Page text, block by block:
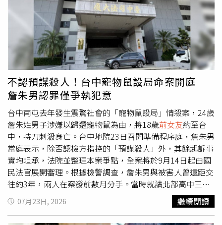
不認預謀殺人！台中寵物鼠設局命案開庭
詹朱男認罪僅爭執犯意
台中南屯去年發生震驚社會的「寵物鼠設局」情殺案，24歲
詹朱姓男子涉嫌以歸還寵物鼠為由，將18歲前女友約至台
中，持刀刺殺身亡。台中地院23日召開準備程序庭，詹朱男
當庭表示，除否認檢方指控的「預謀殺人」外，其餘起訴事
實均坦承，法院並整理本案爭點，全案將於9月14日起由國
民法官展開審理。根據檢警調查，詹朱男與被害人曾遠距交
往約3年，兩人在案發前數月分手。當時就讀北部高中三年
級的詹女，成績優異、曾擔任校內儀隊，也已錄取大學，正
準備迎接新生活；然而詹朱男始終無法接受分手，於2025
07月23日, 2026 繼續閱讀